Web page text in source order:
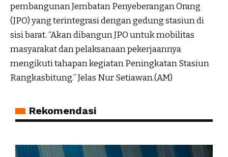
pembangunan Jembatan Penyeberangan Orang
(JPO) yang terintegrasi dengan gedung stasiun di
sisi barat. “Akan dibangun JPO untuk mobilitas
masyarakat dan pelaksanaan pekerjaannya
mengikuti tahapan kegiatan Peningkatan Stasiun
Rangkasbitung.” Jelas Nur Setiawan.(AM)
Rekomendasi